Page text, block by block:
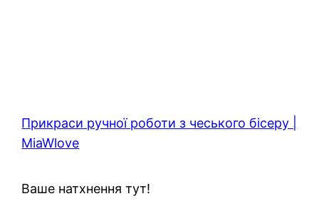
Прикраси ручної роботи з чеського бісеру |
MiaWlove
Ваше натхнення тут!